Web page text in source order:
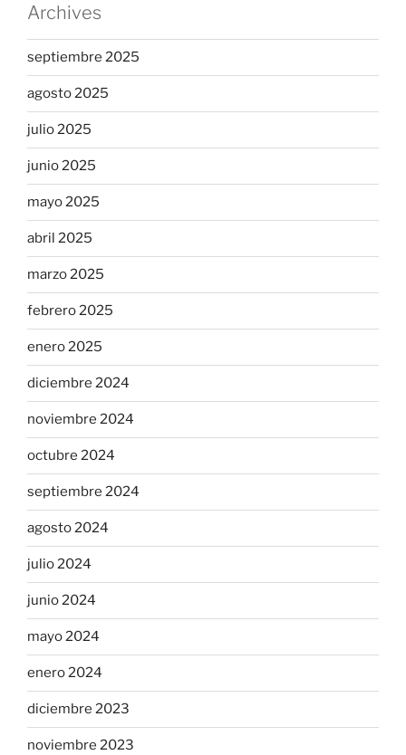
Archives
septiembre 2025
agosto 2025
julio 2025
junio 2025
mayo 2025
abril 2025
marzo 2025
febrero 2025
enero 2025
diciembre 2024
noviembre 2024
octubre 2024
septiembre 2024
agosto 2024
julio 2024
junio 2024
mayo 2024
enero 2024
diciembre 2023
noviembre 2023